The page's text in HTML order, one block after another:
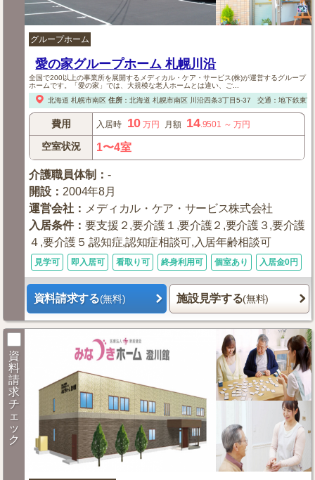
グループホーム
愛の家グループホーム 札幌川沿
全国で200以上の事業所を展開するメディカル・ケア・サービス(株)が運営するグループ
ホームです。「愛の家」では、大規模な老人ホームとは違い、ご...
北海道 札幌市南区 住所： 北海道 札幌市南区川沿四条3丁目5-37 交通：地下鉄東
費用 入居時 10 万円 月額 14.9501 ～万円
空室状況 1〜4室
介護職員体制 ：-
開設 ： 2004年8月
運営会社 ： メディカル・ケア・サービス株式会社
入居条件：要支援２,要介護１,要介護２,要介護３,要介護
４,要介護５,認知症,認知症相談可,入居年齢相談可
見学可 即入居可 看取り可 終身利用可 個室あり 入居金0円
資料請求する(無料) 施設見学する(無料)
資
料
請
求
チ
ェ
ッ
ク